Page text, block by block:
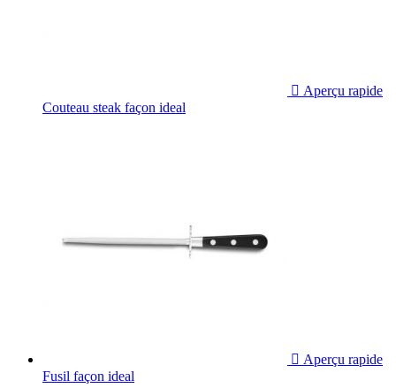
 Aperçu rapide
Couteau steak façon ideal
 Aperçu rapide
Fusil façon ideal